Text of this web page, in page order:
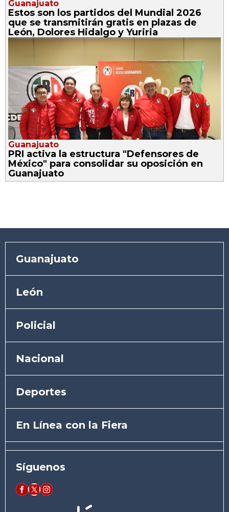
Guanajuato
Estos son los partidos del Mundial 2026
que se transmitirán gratis en plazas de
León, Dolores Hidalgo y Yuriria
Guanajuato
PRI activa la estructura "Defensores de
México" para consolidar su oposición en
Guanajuato
Guanajuato
León
Policial
Nacional
Deportes
En Línea con la Fiera
Síguenos